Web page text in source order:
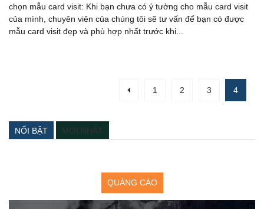
chọn mẫu card visit: Khi bạn chưa có ý tưởng cho mẫu card visit
của mình, chuyên viên của chúng tôi sẽ tư vấn để bạn có được
mẫu card visit đẹp và phù hợp nhất trước khi...
1 2 3 4
NỔI BẬT MỚI NHẤT
QUẢNG CÁO